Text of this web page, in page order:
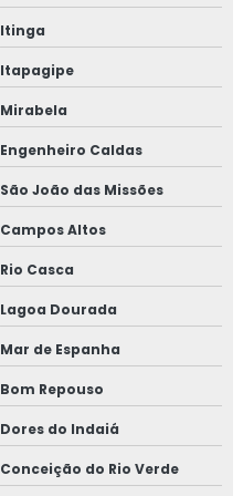
Itinga
Itapagipe
Mirabela
Engenheiro Caldas
São João das Missões
Campos Altos
Rio Casca
Lagoa Dourada
Mar de Espanha
Bom Repouso
Dores do Indaiá
Conceição do Rio Verde